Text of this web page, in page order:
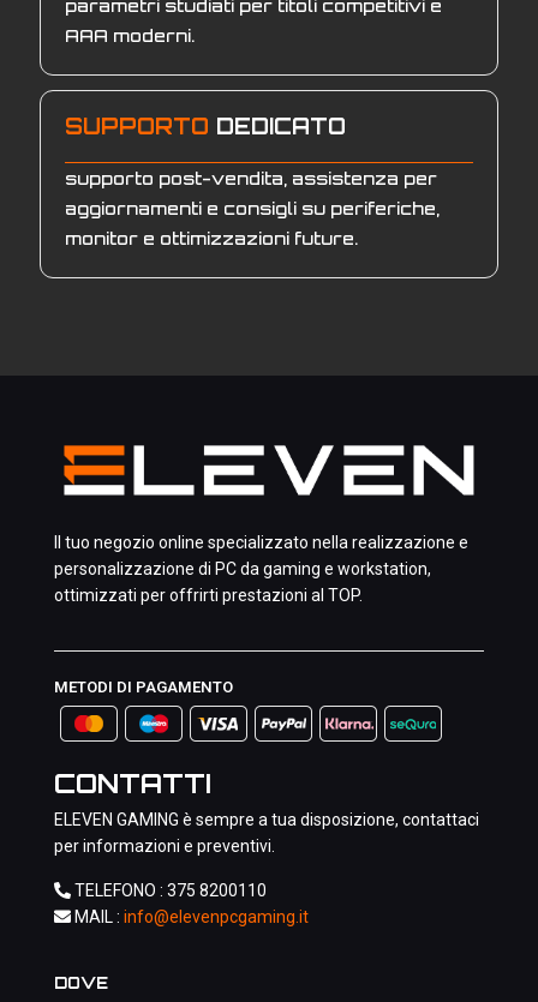
parametri studiati per titoli competitivi e
AAA moderni.
SUPPORTO DEDICATO
supporto post-vendita, assistenza per
aggiornamenti e consigli su periferiche,
monitor e ottimizzazioni future.
Il tuo negozio online specializzato nella realizzazione e
personalizzazione di PC da gaming e workstation,
ottimizzati per offrirti prestazioni al TOP.
METODI DI PAGAMENTO
CONTATTI
ELEVEN GAMING è sempre a tua disposizione, contattaci
per informazioni e preventivi.
TELEFONO : 375 8200110
MAIL : info@elevenpcgaming.it
DOVE